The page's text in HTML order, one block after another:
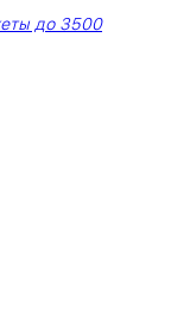
до 3500